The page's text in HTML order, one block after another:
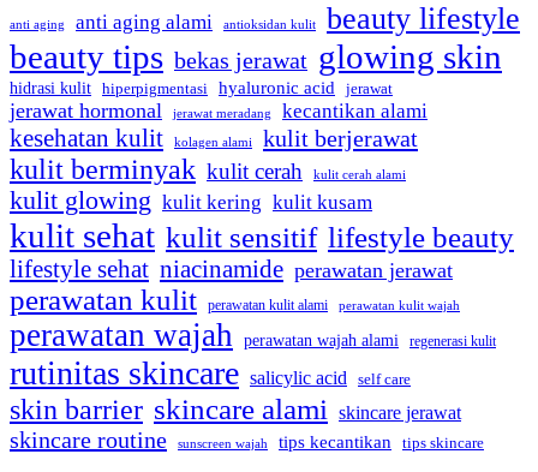
anti aging anti aging alami antioksidan kulit beauty lifestyle
beauty tips bekas jerawat glowing skin
hidrasi kulit hiperpigmentasi hyaluronic acid jerawat
jerawat hormonal jerawat meradang kecantikan alami
kesehatan kulit kolagen alami kulit berjerawat
kulit berminyak kulit cerah kulit cerah alami
kulit glowing kulit kering kulit kusam
kulit sehat kulit sensitif lifestyle beauty
lifestyle sehat niacinamide perawatan jerawat
perawatan kulit perawatan kulit alami perawatan kulit wajah
perawatan wajah perawatan wajah alami regenerasi kulit
rutinitas skincare salicylic acid self care
skin barrier skincare alami skincare jerawat
skincare routine sunscreen wajah tips kecantikan tips skincare